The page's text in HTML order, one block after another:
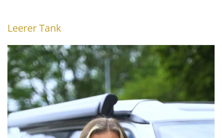
Leerer Tank